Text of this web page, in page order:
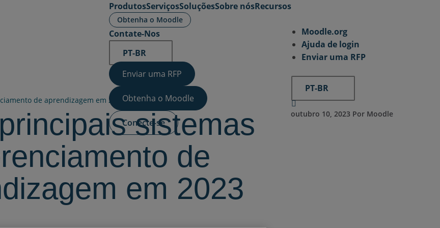
ProdutosServiçosSoluçõesSobre nósRecursos
Obtenha o Moodle
Contate-Nos
PT-BR
Enviar uma RFP
Obtenha o Moodle
Conecte-se
Moodle.org
Ajuda de login
Enviar uma RFP
PT-BR
de aprendizagem em 2023
sistemas
de
em 2023
outubro 10, 2023 Por Moodle